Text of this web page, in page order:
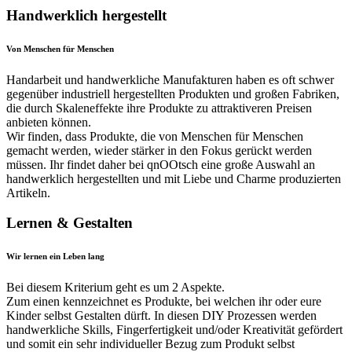
Handwerklich hergestellt
Von Menschen für Menschen
Handarbeit und handwerkliche Manufakturen haben es oft schwer
gegenüber industriell hergestellten Produkten und großen Fabriken,
die durch Skaleneffekte ihre Produkte zu attraktiveren Preisen
anbieten können.
Wir finden, dass Produkte, die von Menschen für Menschen
gemacht werden, wieder stärker in den Fokus gerückt werden
müssen. Ihr findet daher bei qnOOtsch eine große Auswahl an
handwerklich hergestellten und mit Liebe und Charme produzierten
Artikeln.
Lernen & Gestalten
Wir lernen ein Leben lang
Bei diesem Kriterium geht es um 2 Aspekte.
Zum einen kennzeichnet es Produkte, bei welchen ihr oder eure
Kinder selbst Gestalten dürft. In diesen DIY Prozessen werden
handwerkliche Skills, Fingerfertigkeit und/oder Kreativität gefördert
und somit ein sehr individueller Bezug zum Produkt selbst